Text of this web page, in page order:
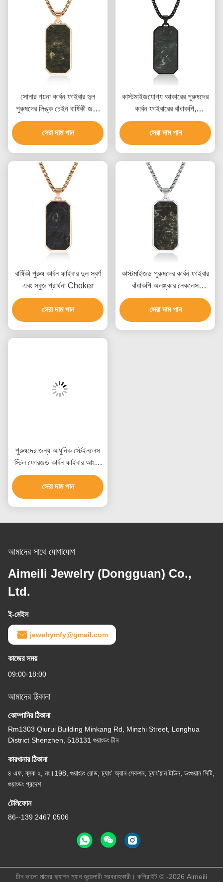
সোনার গয়না কার্বন ফাইবার দুল
পুরুষদের লিঙ্ক চেইন বার্ষিকী জন্য
নেকলেস
সেরা দাম পান
কাস্টমাইজযোগ্য আকারের পুরুষদের
কার্বন ফাইবারের বাঁধাকপি,
এয়ারস্পেস-গ্রেড উপাদান এবং
অনন্য মার্বেল প্যাটার্ন সহ
সেরা দাম পান
বার্ষিকী পুরুষ কার্বন ফাইবার দুল স্বর্ণ
এবং সবুজ প্রার্থনা Choker
সেরা দাম পান
কাস্টমাইজড পুরুষদের কার্বন ফাইবার
বাঁধাকপি অলঙ্কার নেকলেস
ফ্যাশনেবল
সেরা দাম পান
পুরুষদের জন্য আধুনিক স্টেইনলেস
স্টিল ফোরজড কার্বন ফাইবার আংটি,
জলরোধী এবং কাস্টমাইজড পরিষেবা
সহ
সেরা দাম পান
আমাদের সাথে যোগাযোগ
Aimeili Jewelry (Dongguan) Co.,
Ltd.
ই-মেইল
jewelrymfy@gmail.com
কাজের সময়
09:00-18:00
আমাদের ঠিকানা
কোম্পানির ঠিকানা
Rm1303 Qiurui Building Minkang Rd, Minzhi Street, Longhua
District Shenzhen, 518131 গুয়াংডং চীন
কারখানার ঠিকানা
৪ এফ, ব্লক ২, নং।198, গুয়াংচং রোড, চ্যাং' অ্যান সেকশন, চ্যাং'য়ান টাউন, ডংগুয়ান সিটি,
গুয়াংডং প্রদেশ
টেলিফোন
86--139 2467 0506
চীন ভালো মানের ফ্যাশন ম্যান জুয়েলারী সরবরাহকারী। কপিরাইট © -2026 Aimeili